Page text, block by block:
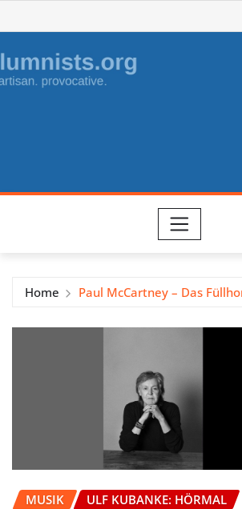
to
content
Home Paul McCartney – Das
MUSIK ULF KUBANKE: HÖRMAL